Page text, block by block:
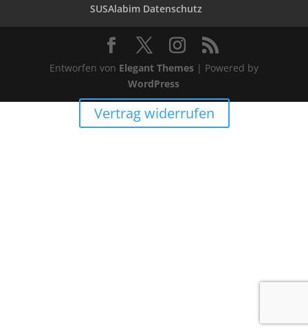
SUSAlabim Datenschutz
Entworfen von Elegant Themes| Powered by
WordPress
Vertrag widerrufen